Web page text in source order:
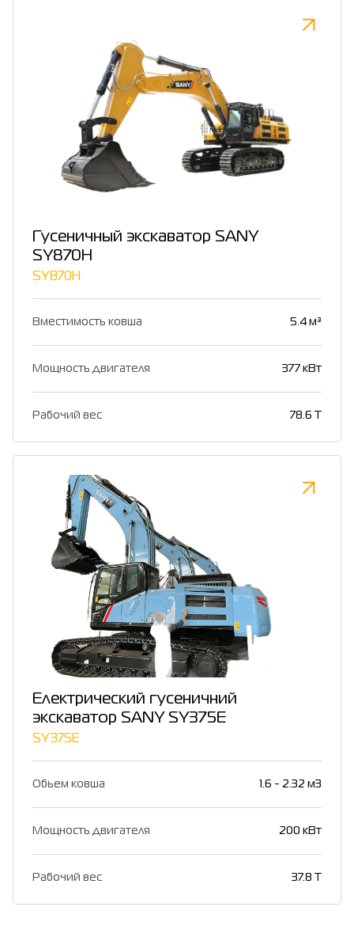
Гусеничный экскаватор SANY
SY870H
SY870H
Вместимость ковша 5.4 м³
Мощность двигателя 377 кВт
Рабочий вес 78.6 T
Електрический гусеничний
экскаватор SANY SY375E
SY375E
Обьем ковша 1.6 - 2.32 м3
Мощность двигателя 200 кВт
Рабочий вес 37.8 Т